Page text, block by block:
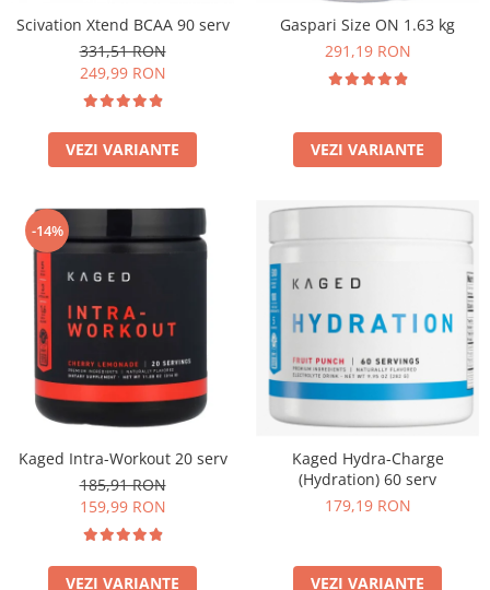
Skill Nutrition
Smart Shake
Swanson
Under Armour
Universal
Vitargo
Zenana
Scivation Xtend BCAA 90 serv
331,51 RON
249,99 RON
VEZI VARIANTE
Gaspari Size ON 1.63 kg
291,19 RON
VEZI VARIANTE
-14%
Kaged Intra-Workout 20 serv
185,91 RON
159,99 RON
VEZI VARIANTE
Kaged Hydra-Charge
(Hydration) 60 serv
179,19 RON
VEZI VARIANTE